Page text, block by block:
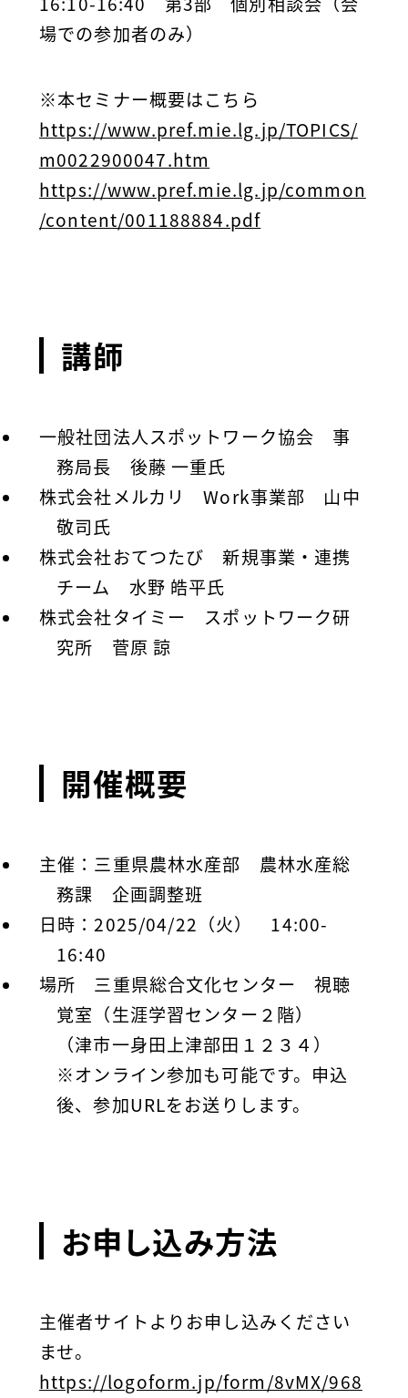
場での参加者のみ）
※本セミナー概要はこちら
https://www.pref.mie.lg.jp/TOPICS/
m0022900047.htm
https://www.pref.mie.lg.jp/common
/content/001188884.pdf
講師
一般社団法人スポットワーク協会 事
務局長 後藤 一重氏
株式会社メルカリ Work事業部 山中
敬司氏
株式会社おてつたび 新規事業・連携
チーム 水野 皓平氏
株式会社タイミー スポットワーク研
究所 菅原 諒
開催概要
主催：三重県農林水産部 農林水産総
務課 企画調整班
日時：2025/04/22（火） 14:00-
16:40
場所 三重県総合文化センター 視聴
覚室（生涯学習センター２階）
（津市一身田上津部田１２３４）
※オンライン参加も可能です。申込
後、参加URLをお送りします。
お申し込み方法
主催者サイトよりお申し込みください
ませ。
https://logoform.jp/form/8vMX/968